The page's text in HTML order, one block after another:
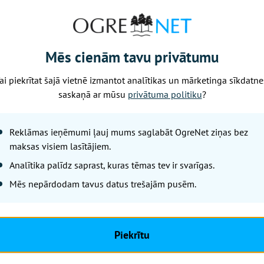
CSP.
sociālajai aizsardzībai, dažādām precēm un
noslēdzoties akcijām, būtiskākais cenu
un izstrādājumiem personiskajai aprūpei.
nozīmīgākais cenu kāpums bija stiprajiem
pakalpojumiem, restorānu un kafejnīcu pakalpojumiem
kritums bija viesnīcu pakalpojumiem, alum un
ar 2025. gada jūniju, vidējais patēriņa cenu
uz cenu līmeņa pieaugumu bija mājoklim, ūdenim,
(+1,2 procentpunkti), galvenokārt
arī transporta grupai (+0,9 procentpunkti), atpūtai,
restorāniem un izmitināšanas pakalpojumiem (+0,3
Mēs cienām tavu privātumu
piekrītat šajā vietnē izmantot analītikas un mārketinga
saskaņā ar mūsu privātuma politiku?
Reklāmas ieņēmumi ļauj mums saglabāt OgreNet ziņas bez
maksas visiem lasītājiem.
Analītika palīdz saprast, kuras tēmas tev ir svarīgas.
Mēs nepārdodam tavus datus trešajām pusēm.
Piekrītu